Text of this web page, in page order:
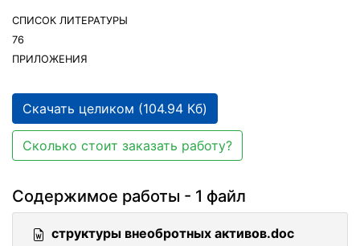
СПИСОК ЛИТЕРАТУРЫ
76
ПРИЛОЖЕНИЯ
Скачать целиком (104.94 Кб)
Сколько стоит заказать работу?
Содержимое работы - 1 файл
структуры внеобротных активов.doc